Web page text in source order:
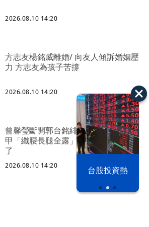
漢光42演習 台股投資熱
2026.08.10 14:20
方志友楊銘威離婚/ 向友人傾訴婚姻壓
力 方志友為孩子苦撐
2026.08.10 14:20
曾馨瑩斷開郭台銘緋聞！辣穿挖洞馬
甲「纖腰長腿全露」 熱舞90秒濕透
了
2026.08.10 14:20